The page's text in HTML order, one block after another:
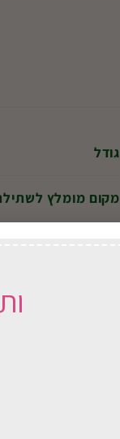
גודל
מקום מומלץ